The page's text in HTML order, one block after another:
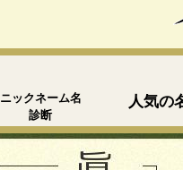
ニックネーム名
診断
人気の